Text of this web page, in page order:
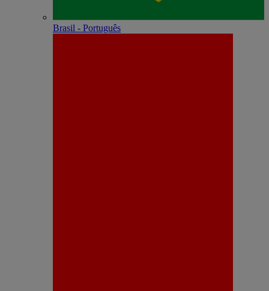
Brasil - Português